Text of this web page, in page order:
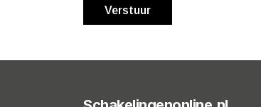
Verstuur